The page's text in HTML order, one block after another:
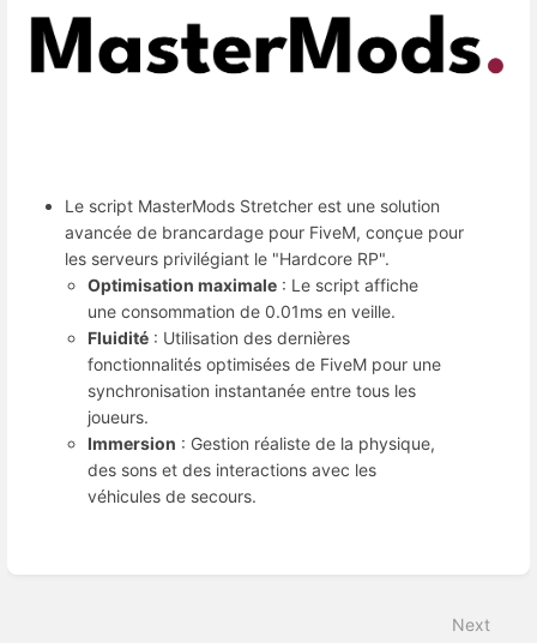
Le script MasterMods Stretcher est une solution
avancée de brancardage pour FiveM, conçue pour
les serveurs privilégiant le "Hardcore RP".
Optimisation maximale : Le script affiche
une consommation de 0.01ms en veille.
Fluidité : Utilisation des dernières
fonctionnalités optimisées de FiveM pour une
synchronisation instantanée entre tous les
joueurs.
Immersion : Gestion réaliste de la physique,
des sons et des interactions avec les
véhicules de secours.
Next